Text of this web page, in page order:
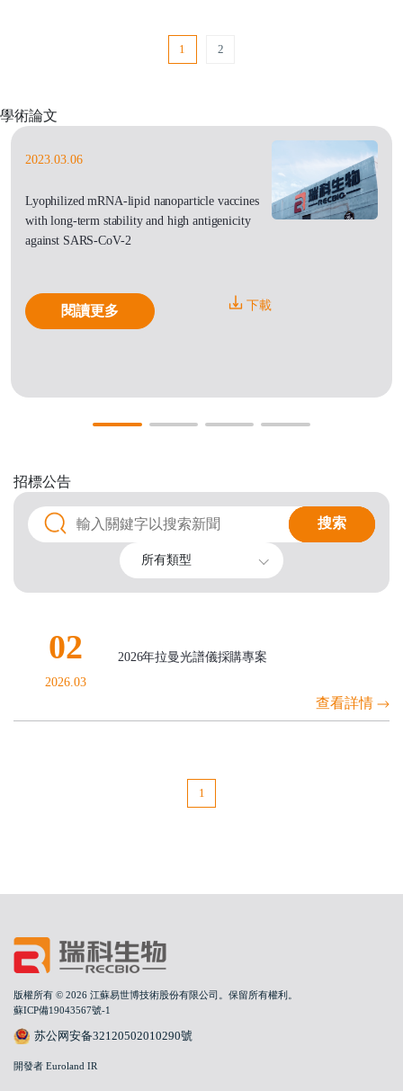
1 2
學術論文
2023.03.06
Lyophilized mRNA-lipid nanoparticle vaccines
with long-term stability and high antigenicity
against SARS-CoV-2
閱讀更多 下載
招標公告
搜索
搜索
所有類型
02
2026.03
2026年拉曼光譜儀採購專案
查看詳情
1
版權所有 © 2026 江蘇易世博技術股份有限公司。保留所有權利。
蘇ICP備19043567號-1
苏公网安备32120502010290號
開發者 Euroland IR